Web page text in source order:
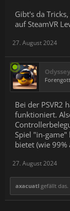
Gibt's da
auf SteamVR
27. August 2024
Forengott
Bei der PSVR2
funktioniert.
Spiel "in-
bietet (wie 99%
27. August 2024
axacuatl gefällt das.